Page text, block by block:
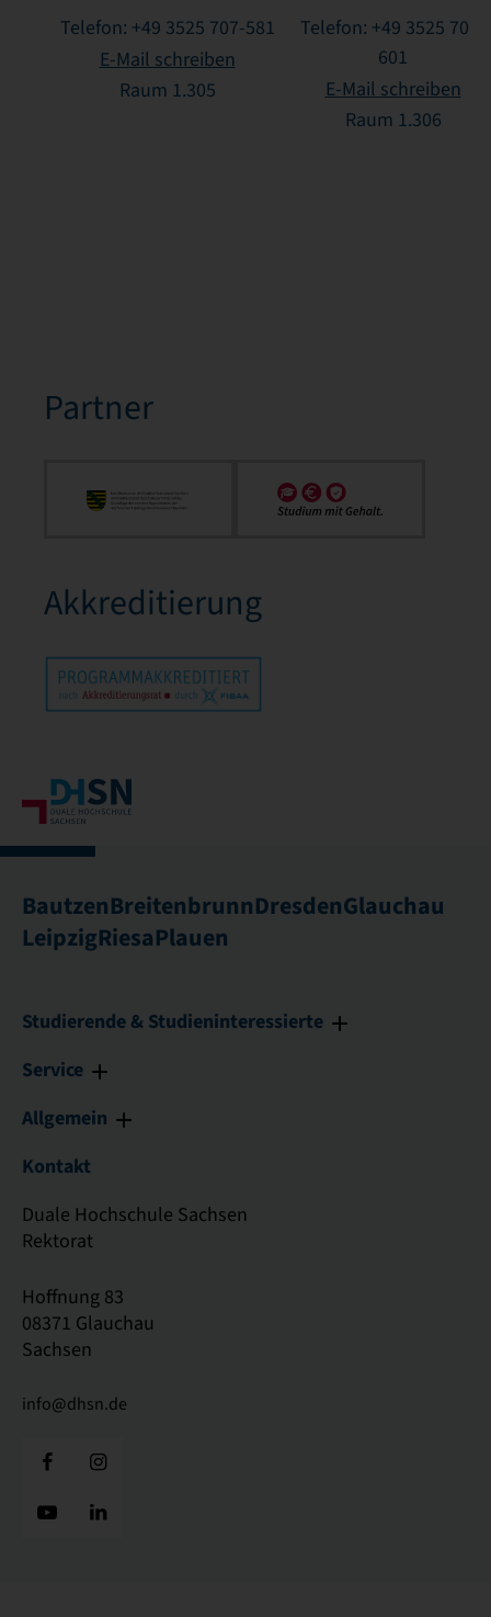
Telefon: +49 3525 707-581
E-Mail schreiben
Raum 1.305
Telefon: +49 3525 707-
601
E-Mail schreiben
Raum 1.306
Partner
Akkreditierung
BautzenBreitenbrunnDresdenGlauchau
LeipzigRiesaPlauen
Studierende & Studieninteressierte
Service
Allgemein
Kontakt
Duale Hochschule Sachsen
Rektorat
Hoffnung 83
08371 Glauchau
Sachsen
info@dhsn.de